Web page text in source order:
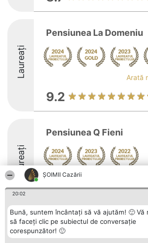
ȘOIMII Cazării
20:02
Bună, suntem încântați să vă ajutăm! 🙂 Vă
să faceți clic pe subiectul de conversație
corespunzător! 🙂
Laureați
Pensiunea La Domeniu
Arată
9.2
Laureați
Pensiunea Q Fieni
Organizator Ranking
BRIGHT SOLUTIONS BR SRL
Câștigătorii